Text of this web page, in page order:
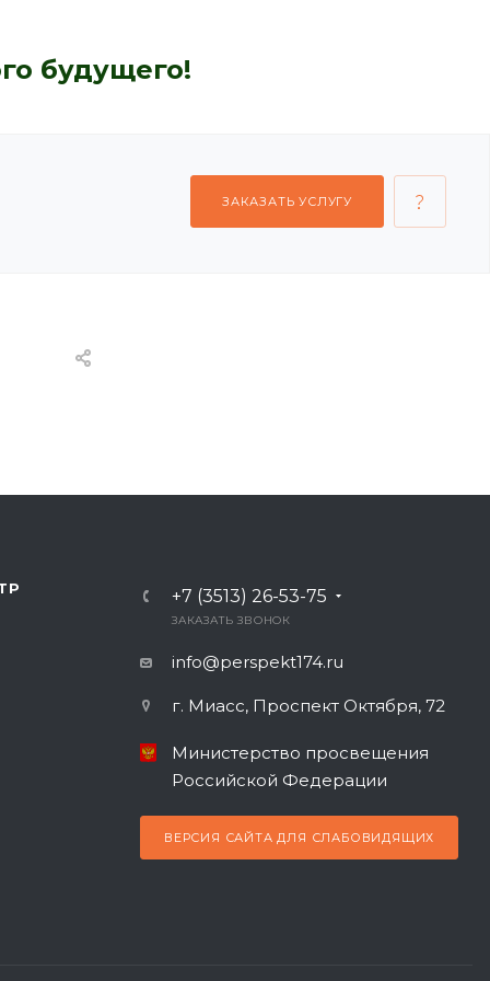
будущего!
ЗАКАЗАТЬ УСЛУГУ
+7 (3513) 26-53-75
ЗАКАЗАТЬ ЗВОНОК
info@perspekt174.ru
г. Миасс, Проспект Октября, 72
Министерство просвещения
Российской Федерации
ВЕРСИЯ САЙТА ДЛЯ СЛАБОВИДЯЩИХ